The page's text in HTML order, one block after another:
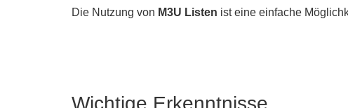
Die Nutzung von M3U Listen ist eine einfache
Wichtige Erkenntnisse